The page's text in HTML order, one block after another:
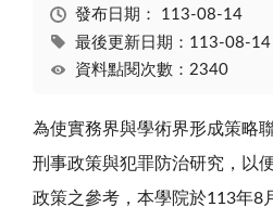
發布日期： 113-08-14
最後更新日期：113-08-14
資料點閱次數：2340
為使實務界與學術界形成策略
刑事政策與犯罪防治研究，以
政策之參考，本學院於113年8